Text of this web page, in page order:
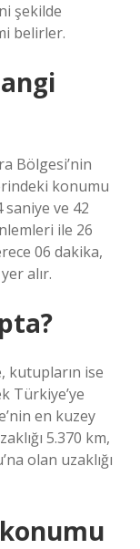
şekilde
belirler.
Bölgesi’nin
konumu
saniye ve 42
ile 26
06 dakika,
alır.
kutupların ise
Türkiye’ye
en kuzey
5.370 km,
olan uzaklığı